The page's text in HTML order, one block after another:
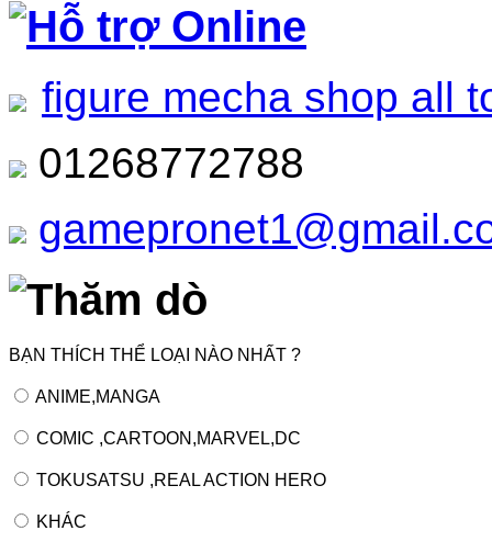
Hỗ trợ Online
figure mecha shop all
01268772788
Thăm dò
BẠN THÍCH THỂ LOẠI NÀO NHẤT ?
ANIME,MANGA
COMIC ,CARTOON,MARVEL,DC
TOKUSATSU ,REAL ACTION HERO
KHÁC